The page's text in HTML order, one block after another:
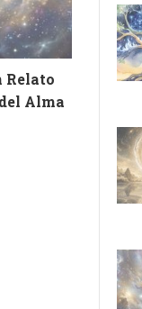
Relato
Alma